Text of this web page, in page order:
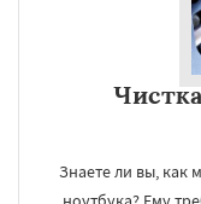
Знаете ли вы, как